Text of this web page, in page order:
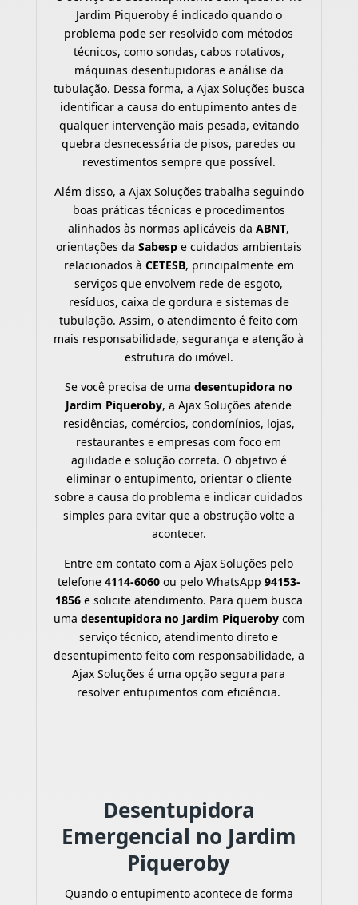
Jardim Piqueroby é indicado quando o
problema pode ser resolvido com métodos
técnicos, como sondas, cabos rotativos,
máquinas desentupidoras e análise da
tubulação. Dessa forma, a Ajax Soluções busca
identificar a causa do entupimento antes de
qualquer intervenção mais pesada, evitando
quebra desnecessária de pisos, paredes ou
revestimentos sempre que possível.
Além disso, a Ajax Soluções trabalha seguindo
boas práticas técnicas e procedimentos
alinhados às normas aplicáveis daABNT,
orientações da Sabespe cuidados ambientais
relacionados à CETESB, principalmente em
serviços que envolvem rede de esgoto,
resíduos, caixa de gordura e sistemas de
tubulação. Assim, o atendimento é feito com
mais responsabilidade, segurança e atenção à
estrutura do imóvel.
Se você precisa de umadesentupidora no
Jardim Piqueroby, a Ajax Soluções atende
residências, comércios, condomínios, lojas,
restaurantes e empresas com foco em
agilidade e solução correta. O objetivo é
eliminar o entupimento, orientar o cliente
sobre a causa do problema e indicar cuidados
simples para evitar que a obstrução volte a
acontecer.
Entre em contato com a Ajax Soluções pelo
telefone 4114-6060ou pelo WhatsApp 94153-
1856e solicite atendimento. Para quem busca
uma desentupidora no Jardim Piquerobycom
serviço técnico, atendimento direto e
desentupimento feito com responsabilidade, a
Ajax Soluções é uma opção segura para
resolver entupimentos com eficiência.
Desentupidora
Emergencial no Jardim
Piqueroby
Quando o entupimento acontece de forma